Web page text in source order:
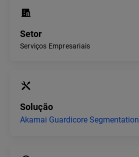
Setor
Serviços Empresariais
Solução
Akamai Guardicore Segmentation